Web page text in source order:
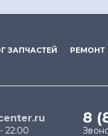
ЗАПЧАСТЕЙ РЕМОНТ
22:00
8